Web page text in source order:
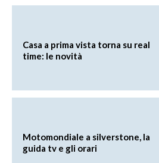
Casa a prima vista torna su real
time: le novità
Motomondiale a silverstone, la
guida tv e gli orari